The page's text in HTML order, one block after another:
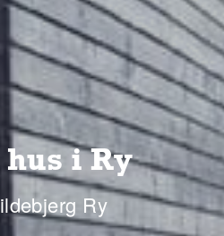
i Ry
Ry